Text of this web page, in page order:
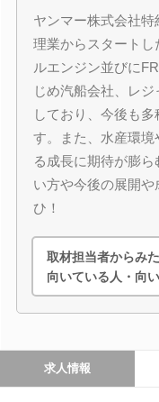
ヤンマー株式会社
理業からスタート
ルエンジン並びに
じめ汽船会社、レ
しており、今後も
す。また、水産環
る成長に期待が膨
い方や今後の展開
ひ！
取材担当者からみ
向いている人・向
求人情報